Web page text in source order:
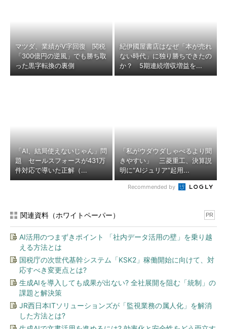
マツダ、業績がV字回復 関税
「300億円の逆風」でも勝ち取
った黒字転換の裏側
紀伊國屋書店はなぜ「本が売れ
ない時代」に独り勝ちできたの
か？ 5期連続増収増益を...
「AI、結局使えないじゃん」問
題 セールスフォースが431万
件対応で導いた正解（...
「私がウダウダしゃべるより聞
きやすい」 三菱重工、決算説
明に“AIジュリア”起用...
Recommended by
関連資料（ホワイトペーパー） PR
AI活用のつまずきポイント 「社内データ活用の壁」を乗り越
える方法とは
国税庁の次世代基幹システム「KSK2」稼働開始に向けて、対
応すべき変更点とは?
生成AIを導入しても成果が出ない? 全社展開を阻む「統制」の
課題と解決策
JR西日本ITソリューションズが「監視業務の属人化」を解消
した方法とは?